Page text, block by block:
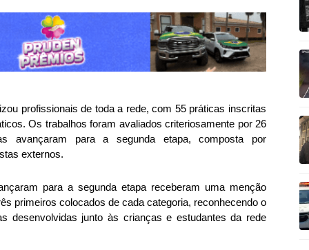
profissionais de toda a rede, com 55 práticas inscritas
Os trabalhos foram avaliados criteriosamente por 26
avançaram para a segunda etapa, composta por
externos.
para a segunda etapa receberam uma menção
primeiros colocados de cada categoria, reconhecendo o
desenvolvidas junto às crianças e estudantes da rede